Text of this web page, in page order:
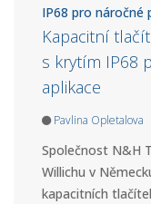
Kapacitní
s krytím IP68
aplikace
Pavlina Opletalova
Společnost N&H
Willichu v
kapacitních